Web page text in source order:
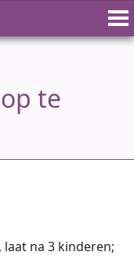
te
, laat na 3 kinderen;